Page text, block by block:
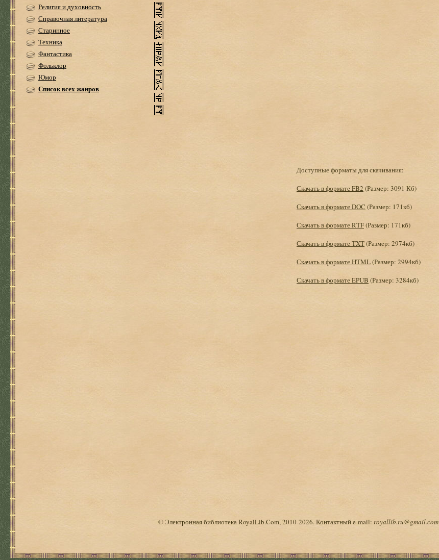
Религия и духовность
Справочная литература
Старинное
Техника
Фантастика
Фольклор
Юмор
Список всех жанров
Доступные форматы для скачивания:
Скачать в формате FB2 (Размер: 3091 Кб)
Скачать в формате DOC (Размер: 171кб)
Скачать в формате RTF(Размер: 171кб)
Скачать в формате TXT(Размер: 2974кб)
Скачать в формате HTML(Размер: 2994кб)
Скачать в формате EPUB (Размер: 3284кб)
© Электронная библиотека RoyalLib.Com, 2010-2026. Контактный e-mail: royallib.ru@gmail.com